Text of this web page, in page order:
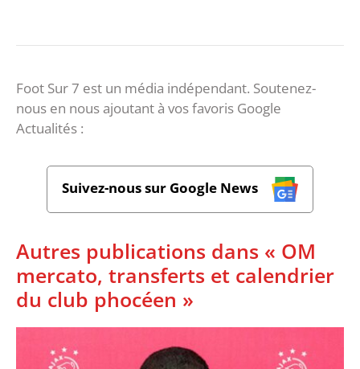
Foot Sur 7 est un média indépendant. Soutenez-
nous en nous ajoutant à vos favoris Google
Actualités :
Suivez-nous sur Google News
Autres publications dans « OM
mercato, transferts et calendrier
du club phocéen »